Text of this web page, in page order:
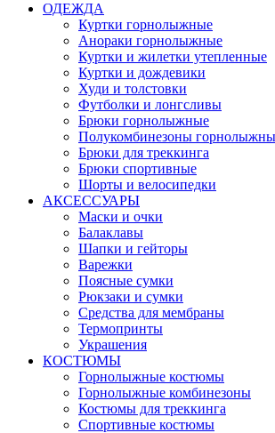
ОДЕЖДА
Куртки горнолыжные
Анораки горнолыжные
Куртки и жилетки утепленные
Куртки и дождевики
Худи и толстовки
Футболки и лонгсливы
Брюки горнолыжные
Полукомбинезоны
Брюки для треккинга
Брюки спортивные
Шорты и велосипедки
АКСЕССУАРЫ
Маски и очки
Балаклавы
Шапки и гейторы
Варежки
Поясные сумки
Рюкзаки и сумки
Средства для мембраны
Термопринты
Украшения
КОСТЮМЫ
Горнолыжные костюмы
Горнолыжные комбинезоны
Костюмы для треккинга
Спортивные костюмы